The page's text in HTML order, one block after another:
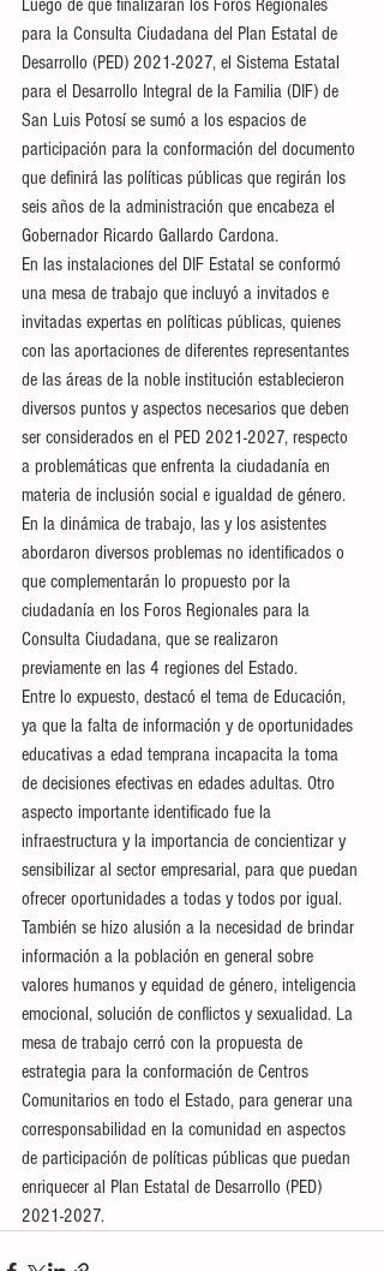
Luego de que finalizaran los Foros Regionales
para la Consulta Ciudadana del Plan Estatal de
Desarrollo (PED) 2021-2027, el Sistema Estatal
para el Desarrollo Integral de la Familia (DIF) de
San Luis Potosí se sumó a los espacios de
participación para la conformación del documento
que definirá las políticas públicas que regirán los
seis años de la administración que encabeza el
Gobernador Ricardo Gallardo Cardona.
En las instalaciones del DIF Estatal se conformó
una mesa de trabajo que incluyó a invitados e
invitadas expertas en políticas públicas, quienes
con las aportaciones de diferentes representantes
de las áreas de la noble institución establecieron
diversos puntos y aspectos necesarios que deben
ser considerados en el PED 2021-2027, respecto
a problemáticas que enfrenta la ciudadanía en
materia de inclusión social e igualdad de género.
En la dinámica de trabajo, las y los asistentes
abordaron diversos problemas no identificados o
que complementarán lo propuesto por la
ciudadanía en los Foros Regionales para la
Consulta Ciudadana, que se realizaron
previamente en las 4 regiones del Estado.
Entre lo expuesto, destacó el tema de Educación,
ya que la falta de información y de oportunidades
educativas a edad temprana incapacita la toma
de decisiones efectivas en edades adultas. Otro
aspecto importante identificado fue la
infraestructura y la importancia de concientizar y
sensibilizar al sector empresarial, para que puedan
ofrecer oportunidades a todas y todos por igual.
También se hizo alusión a la necesidad de brindar
información a la población en general sobre
valores humanos y equidad de género, inteligencia
emocional, solución de conflictos y sexualidad. La
mesa de trabajo cerró con la propuesta de
estrategia para la conformación de Centros
Comunitarios en todo el Estado, para generar una
corresponsabilidad en la comunidad en aspectos
de participación de políticas públicas que puedan
enriquecer al Plan Estatal de Desarrollo (PED)
2021-2027.